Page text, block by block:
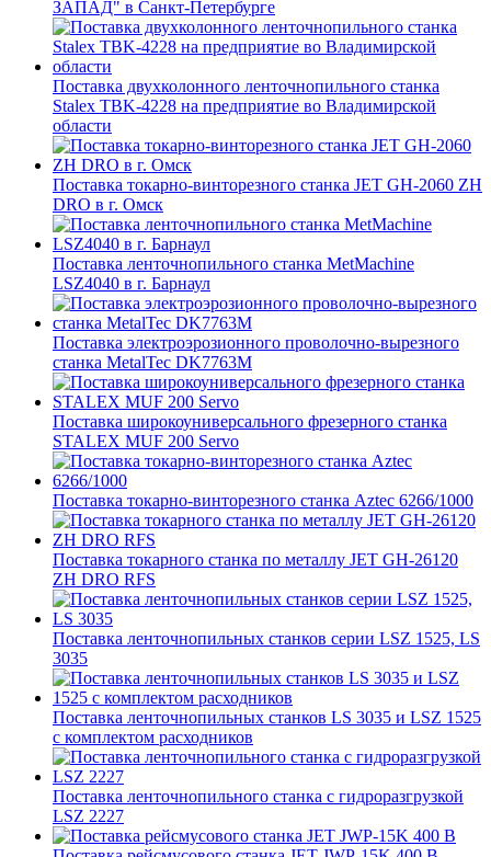
ЗАПАД" в Санкт-Петербурге
Поставка двухколонного ленточнопильного станка
Stalex TBK-4228 на предприятие во Владимирской
области
Поставка токарно-винторезного станка JET GH-2060 ZH
DRO в г. Омск
Поставка ленточнопильного станка MetMachine
LSZ4040 в г. Барнаул
Поставка электроэрозионного проволочно-вырезного
станка MetalTec DK7763M
Поставка широкоуниверсального фрезерного станка
STALEX MUF 200 Servo
Поставка токарно-винторезного станка Aztec 6266/1000
Поставка токарного станка по металлу JET GH-26120
ZH DRO RFS
Поставка ленточнопильных станков серии LSZ 1525, LS
3035
Поставка ленточнопильных станков LS 3035 и LSZ 1525
с комплектом расходников
Поставка ленточнопильного станка c гидроразгрузкой
LSZ 2227